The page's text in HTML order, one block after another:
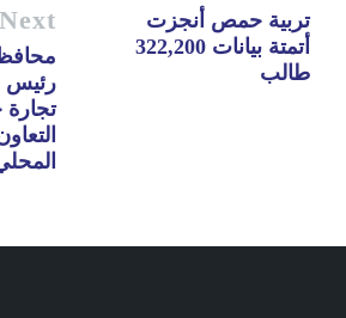
تربية حمص أنجزت
أتمتة بيانات 322,200
طالب
Next
رئيس